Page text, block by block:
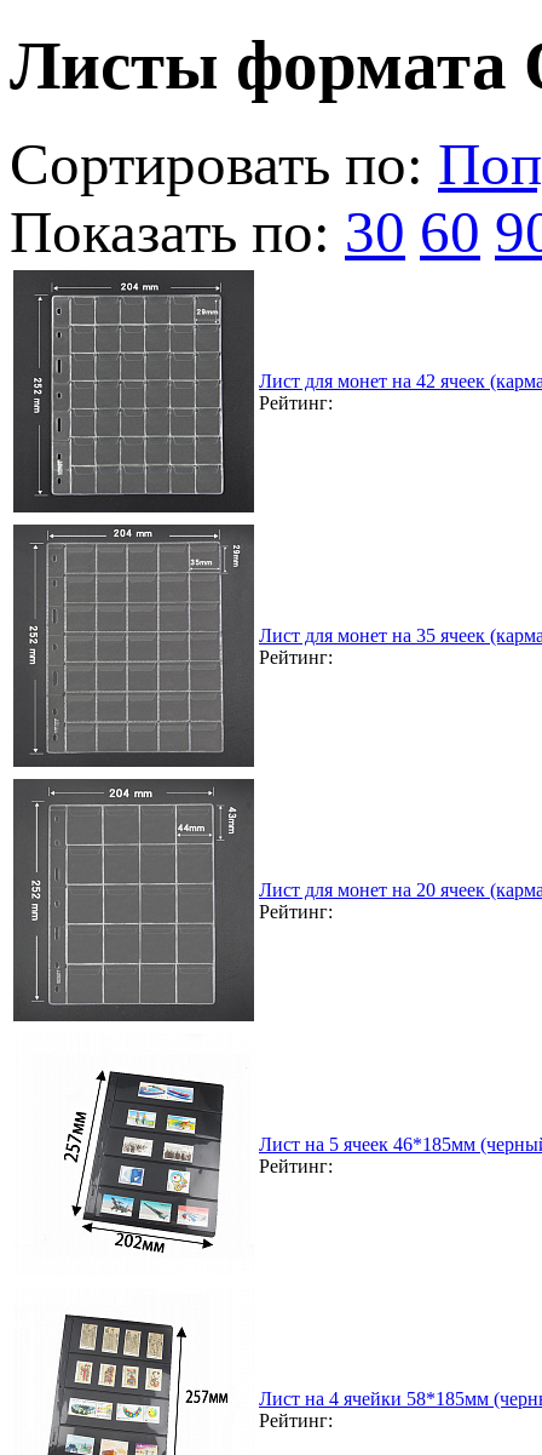
Листы формата
Сортировать по:
Показать по: 30 60
Лист для монет на 42 ячеек
Рейтинг:
Лист для монет на 35 ячеек
Рейтинг:
Лист для монет на 20 ячеек
Рейтинг:
Лист на 5 ячеек 46*185мм
Рейтинг:
Лист на 4 ячейки 58*185мм
Рейтинг: